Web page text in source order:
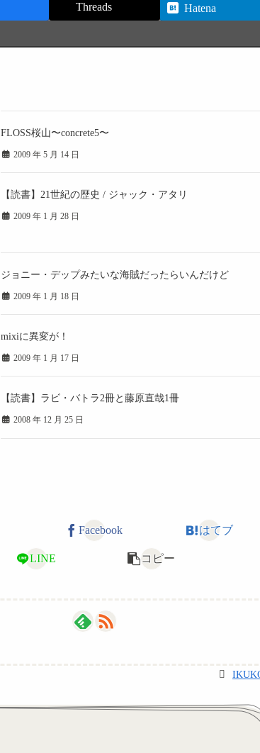
Threads
Hatena
FLOSS桜山〜concrete5〜
2009 年 5 月 14 日
【読書】21世紀の歴史 / ジャック・アタリ
2009 年 1 月 28 日
ジョニー・デップみたいな海賊だったらいんだけど
2009 年 1 月 18 日
mixiに異変が！
2009 年 1 月 17 日
【読書】ラビ・バトラ2冊と藤原直哉1冊
2008 年 12 月 25 日
Facebook はてブ
LINE コピー